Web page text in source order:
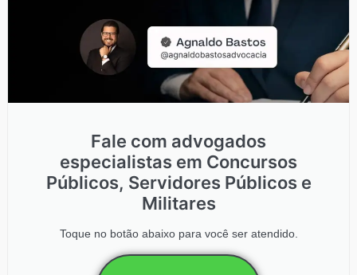
Fale com advogados
especialistas em Concursos
Públicos, Servidores Públicos e
Militares
Toque no botão abaixo para você ser atendido.